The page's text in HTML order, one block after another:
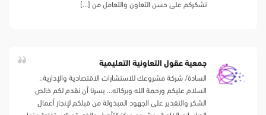
نشكركم على حسن التعاون والتعامل من […]
جمعية عقول التعاونية التعليمية
السادة/ شركة مشروعك للاستشارات الاقتصادية والإدارية..
السلام عليكم ورحمة الله وبركاته… يسرنا أن نقدم لكم خالص
الشكر والتقدير على الجهود المبذولة من قبلكم لإنجاز أعمال